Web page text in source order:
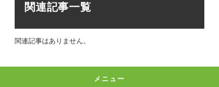
関連記事一覧
関連記事はありません。
メニュー